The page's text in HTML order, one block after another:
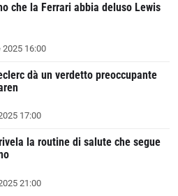
che la Ferrari abbia deluso Lewis
2025 16:00
dà un verdetto preoccupante
17:00
la routine di salute che segue
21:00